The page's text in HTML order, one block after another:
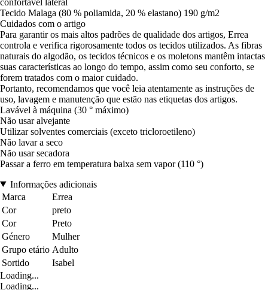
Tecido Malaga (80 % poliamida, 20 % elastano) 190 g/m2
Cuidados com o artigo
Para garantir os mais altos padrões de qualidade dos artigos, Errea
controla e verifica rigorosamente todos os tecidos utilizados. As fibras
naturais do algodão, os tecidos técnicos e os moletons mantêm intactas
suas características ao longo do tempo, assim como seu conforto, se
forem tratados com o maior cuidado.
Portanto, recomendamos que você leia atentamente as instruções de
uso, lavagem e manutenção que estão nas etiquetas dos artigos.
Lavável à máquina (30 ° máximo)
Não usar alvejante
Utilizar solventes comerciais (exceto tricloroetileno)
Não lavar a seco
Não usar secadora
Passar a ferro em temperatura baixa sem vapor (110 °)
Informações adicionais
Marca
Errea
Cor
preto
Cor
Preto
Género
Mulher
Grupo etário Adulto
Sortido
Isabel
Loading...
Loading...